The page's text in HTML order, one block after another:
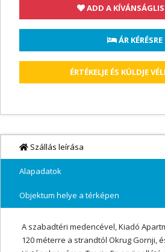
ADD A
ÁR KÉRÉSRE
ÉRTÉKELJE ÉS KÜLDJE
Szállás leírása
Alapadatok
Objektum helye a térképen
A szabadtéri medencével, Kiadó
120 méterre a strandtól Okrug Gornji,